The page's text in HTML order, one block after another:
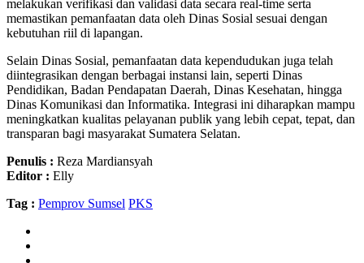
melakukan verifikasi dan validasi data secara real-time serta
memastikan pemanfaatan data oleh Dinas Sosial sesuai dengan
kebutuhan riil di lapangan.
Selain Dinas Sosial, pemanfaatan data kependudukan juga telah
diintegrasikan dengan berbagai instansi lain, seperti Dinas
Pendidikan, Badan Pendapatan Daerah, Dinas Kesehatan, hingga
Dinas Komunikasi dan Informatika. Integrasi ini diharapkan mampu
meningkatkan kualitas pelayanan publik yang lebih cepat, tepat, dan
transparan bagi masyarakat Sumatera Selatan.
Penulis : Reza Mardiansyah
Editor : Elly
Tag : Pemprov Sumsel PKS